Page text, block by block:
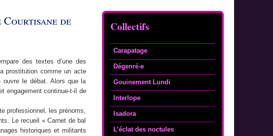
Collectifs
Carapatage
Dégenré-e
Gouinement Lundi
Interlope
Isadora
L’éclat des noctules
de
des textes d’une des
prostitution comme un acte
le débat. Alors que la
engagement continue-t-il de
professionnel, les prénoms,
Le recueil « Carnet de bal
historiques et militants